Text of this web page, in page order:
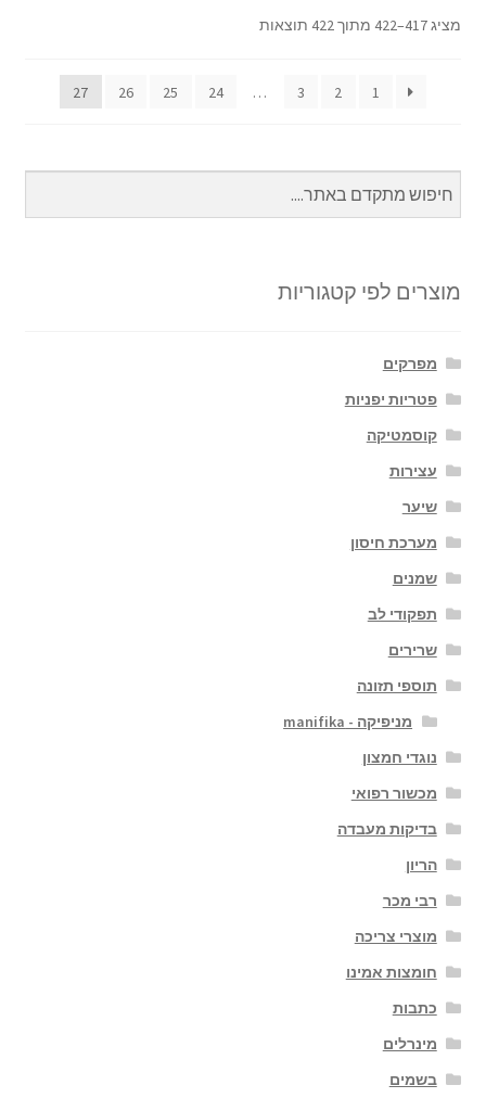
מציג 417–422 מתוך 422 תוצאות
1
2
3
…
24
25
26
27
מוצרים לפי קטגוריות
מפרקים
פטריות יפניות
קוסמטיקה
עצירות
שיער
מערכת חיסון
שמנים
תפקודי לב
שרירים
תוספי תזונה
מניפיקה - manifika
נוגדי חמצון
מכשור רפואי
בדיקות מעבדה
הריון
רבי מכר
מוצרי צריכה
חומצות אמינו
כתבות
מינרלים
בשמים